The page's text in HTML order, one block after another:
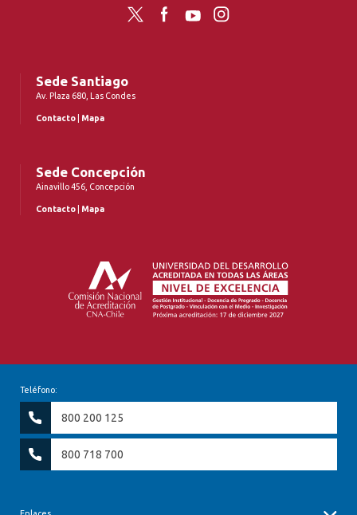
Twitter FacebookYouTubeInstagram
Sede Santiago
Av. Plaza 680, Las Condes
Contacto Mapa
Sede Concepción
Ainavillo 456, Concepción
Contacto Mapa
Teléfono:
800 200 125
800 718 700
Enlaces